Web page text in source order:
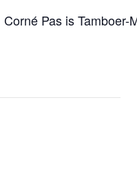
Pas is